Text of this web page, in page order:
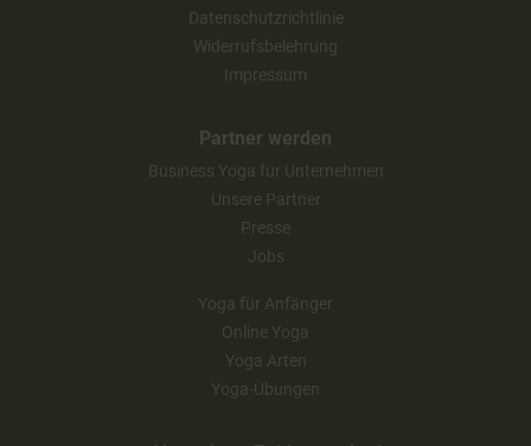
Datenschutzrichtlinie
Widerrufsbelehrung
Impressum
Partner werden
Business Yoga für Unternehmen
Unsere Partner
Presse
Jobs
Yoga für Anfänger
Online Yoga
Yoga Arten
Yoga-Übungen